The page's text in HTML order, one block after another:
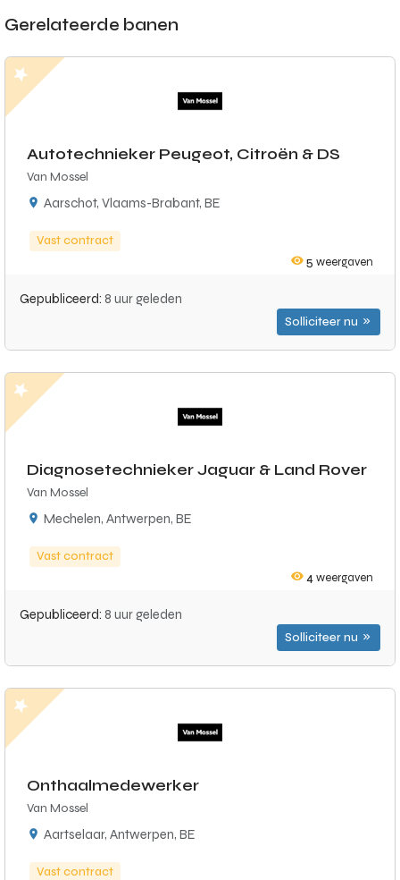
Gerelateerde banen
Autotechnieker Peugeot, Citroën & DS
Van Mossel
Aarschot, Vlaams-Brabant, BE
Vast contract
5 weergaven
Gepubliceerd: 8 uur geleden
Solliciteer nu
Diagnosetechnieker Jaguar & Land Rover
Van Mossel
Mechelen, Antwerpen, BE
Vast contract
4weergaven
Gepubliceerd: 8 uur geleden
Solliciteer nu
Onthaalmedewerker
Van Mossel
Aartselaar, Antwerpen, BE
Vast contract